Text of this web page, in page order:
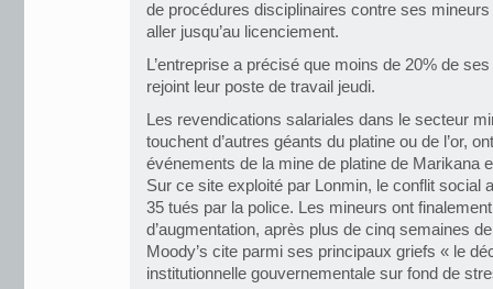
de procédures disciplinaires contre ses
aller jusqu’au licenciement.
L’entreprise a précisé que moins de 20% de
rejoint leur poste de travail jeudi.
Les revendications salariales dans le secteur
touchent d’autres géants du platine ou de l’or,
événements de la mine de platine de Marikana
Sur ce site exploité par Lonmin, le conflit social
35 tués par la police. Les mineurs ont
d’augmentation, après plus de cinq semaines
Moody’s cite parmi ses principaux griefs « le
institutionnelle gouvernementale sur fond de